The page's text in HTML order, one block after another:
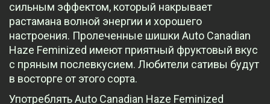
сильным эффектом, который накрывает
растамана волной энергии и хорошего
настроения. Пролеченные шишки Auto Canadian
Haze Feminized имеют приятный фруктовый вкус
с пряным послевкусием. Любители сативы будут
в восторге от этого сорта.
Употреблять Auto Canadian Haze Feminized